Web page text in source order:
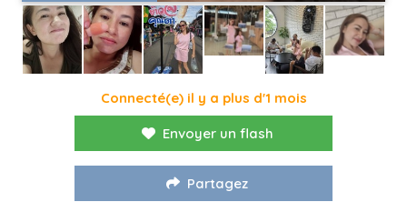
Connecté(e) il y a plus d'1 mois
Envoyer un flash
Partagez